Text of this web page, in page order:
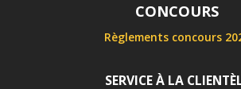
CONCOURS
Règlements concours
SERVICE À LA